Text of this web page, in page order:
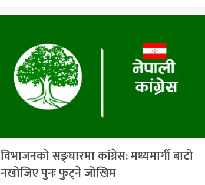
विभाजनको सङ्घारमा कांग्रेस: मध्यमार्गी बाटो
नखोजिए पुनः फुट्ने जोखिम